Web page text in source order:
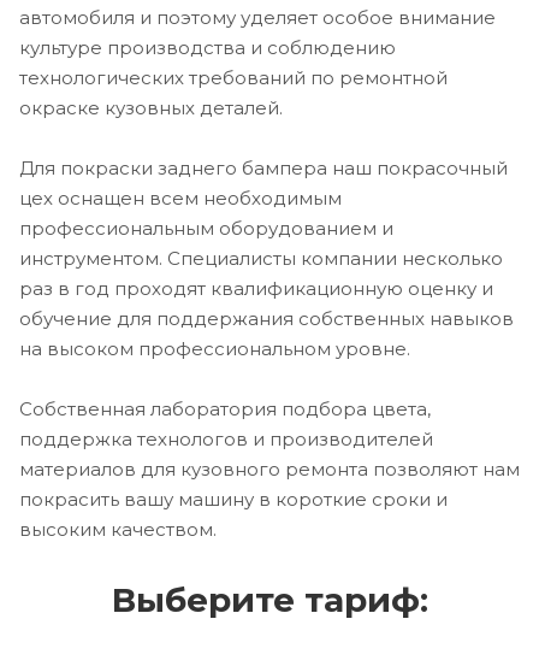
автомобиля и поэтому уделяет особое внимание
культуре производства и соблюдению
технологических требований по ремонтной
окраске кузовных деталей.
Для покраски заднего бампера наш покрасочный
цех оснащен всем необходимым
профессиональным оборудованием и
инструментом. Специалисты компании несколько
раз в год проходят квалификационную оценку и
обучение для поддержания собственных навыков
на высоком профессиональном уровне.
Собственная лаборатория подбора цвета,
поддержка технологов и производителей
материалов для кузовного ремонта позволяют нам
покрасить вашу машину в короткие сроки и
высоким качеством.
Выберите тариф: